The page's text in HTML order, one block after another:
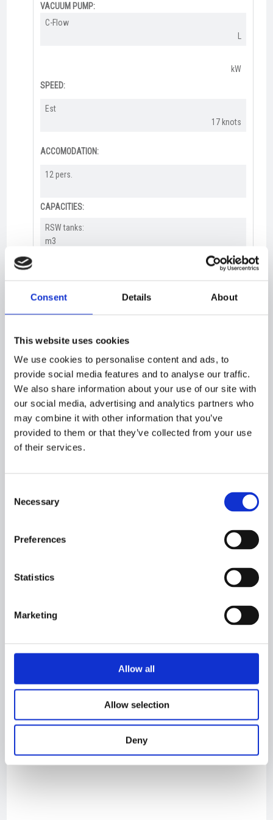
Consent Details About
This website uses cookies
We use cookies to personalise content and ads, to
provide social media features and to analyse our traffic.
We also share information about your use of our site with
our social media, advertising and analytics partners who
may combine it with other information that you’ve
provided to them or that they’ve collected from your use
of their services.
Selection
Necessary
Preferences
Statistics
Marketing
Allow all
Allow selection
Deny
VACUUM PUMP:
C-Flow​
kW
SPEED:
Est​
17 knots​
ACCOMODATION:
12 pers.
CAPACITIES:
RSW tanks:
m3
Fresh water:
m3
DESIGN:
Karstensens Skibsværft A/S
OWNERS:
​Havskjer AS
DELIVERY:
Newbuilding 451 - Havskjer